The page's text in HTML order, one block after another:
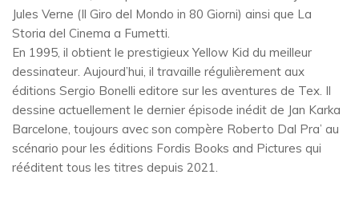
Jules Verne (Il Giro del Mondo in 80 Giorni) ainsi que La
Storia del Cinema a Fumetti.
En 1995, il obtient le prestigieux Yellow Kid du meilleur
dessinateur. Aujourd’hui, il travaille régulièrement aux
éditions Sergio Bonelli editore sur les aventures de Tex. Il
dessine actuellement le dernier épisode inédit de Jan Karka
Barcelone, toujours avec son compère Roberto Dal Pra’ au
scénario pour les éditions Fordis Books and Pictures qui
rééditent tous les titres depuis 2021.